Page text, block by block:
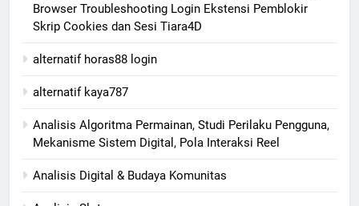
Browser Troubleshooting Login Ekstensi Pemblokir
Skrip Cookies dan Sesi Tiara4D
alternatif horas88 login
alternatif kaya787
Analisis Algoritma Permainan, Studi Perilaku Pengguna,
Mekanisme Sistem Digital, Pola Interaksi Reel
Analisis Digital & Budaya Komunitas